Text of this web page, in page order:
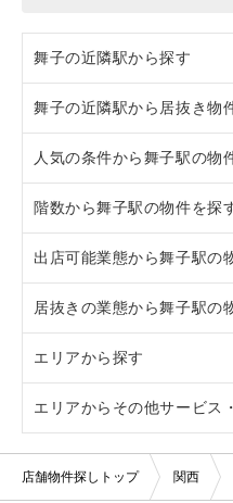
舞子の近隣駅から探す
朝霧
垂水
明石
舞子の近隣駅から居抜き物
朝霧
垂水
明石
人気の条件から舞子駅の物
居抜き
スケルトン
駐車場あり
看板取り付け可
10坪以下
20坪以下
階数から舞子駅の物件を探
地下
1階
出店可能業態から舞子駅の
重飲食
軽飲食
バー・クラブ
美容室・理容室
居抜きの業態から舞子駅の
カフェ
その他
エリアから探す
大阪
京都
エリアからその他サービス
大阪
店舗物件探しトップ 関西